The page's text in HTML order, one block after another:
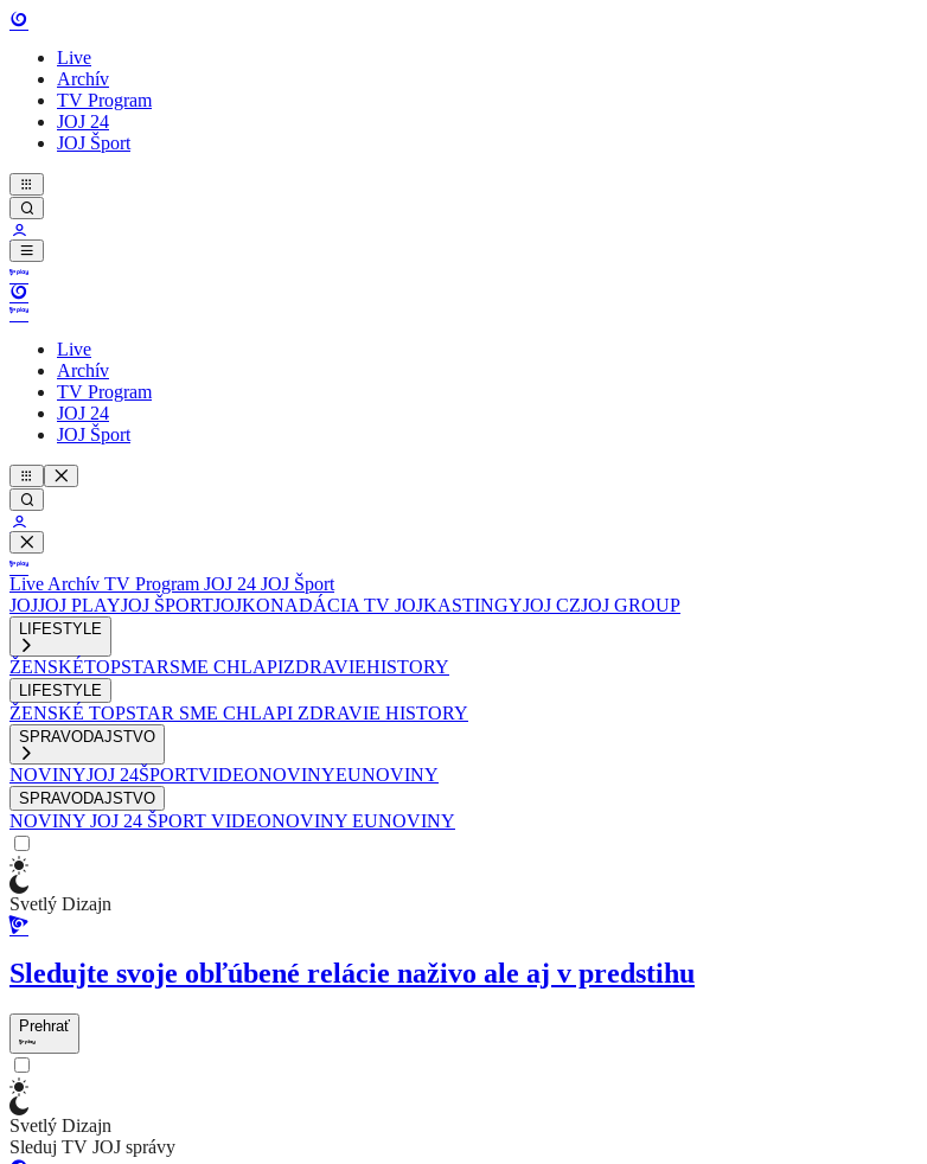
Live
Archív
TV Program
JOJ 24
JOJ Šport
Live
Archív
TV Program
JOJ 24
JOJ Šport
Live Archív TV Program JOJ 24 JOJ Šport
JOJJOJ PLAYJOJ ŠPORTJOJKONADÁCIA TV JOJKASTINGYJOJ CZJOJ GROUP
LIFESTYLE
ŽENSKÉTOPSTARSME CHLAPIZDRAVIEHISTORY
LIFESTYLE
ŽENSKÉ TOPSTAR SME CHLAPI ZDRAVIE HISTORY
SPRAVODAJSTVO
NOVINYJOJ 24ŠPORTVIDEONOVINYEUNOVINY
SPRAVODAJSTVO
NOVINY JOJ 24 ŠPORT VIDEONOVINY EUNOVINY
Svetlý Dizajn
Sledujte svoje obľúbené relácie naživo ale aj v predstihu
Prehrať
Svetlý Dizajn
Sleduj TV JOJ správy